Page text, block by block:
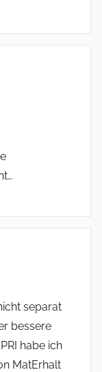
separat
bessere
habe ich
MatErhalt